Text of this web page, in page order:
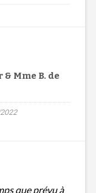
& Mme B. de
que prévu à